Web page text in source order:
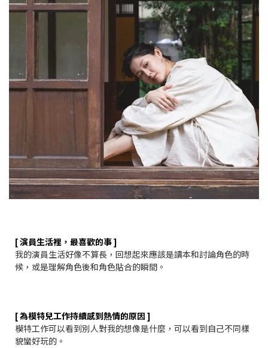
[ 演員生活裡，最喜歡的事 ]
我的演員生活好像不算長，回想起來應該是讀本和討論角色的時
候，或是理解角色後和角色貼合的瞬間。
[ 為模特兒工作持續感到熱情的原因 ]
模特工作可以看到別人對我的想像是什麼，可以看到自己不同樣
貌蠻好玩的。